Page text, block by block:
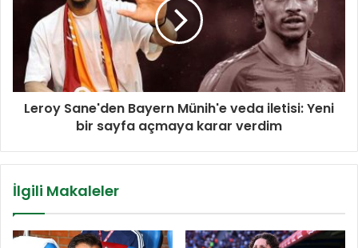
Leroy Sane'den Bayern Münih'e veda iletisi: Yeni
bir sayfa açmaya karar verdim
İlgili Makaleler